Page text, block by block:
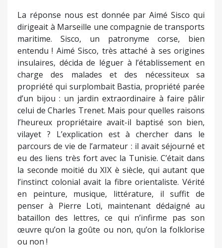
La réponse nous est donnée par Aimé Sisco qui
dirigeait à Marseille une compagnie de transports
maritime. Sisco, un patronyme corse, bien
entendu ! Aimé Sisco, très attaché à ses origines
insulaires, décida de léguer à l’établissement en
charge des malades et des nécessiteux sa
propriété qui surplombait Bastia, propriété parée
d’un bijou : un jardin extraordinaire à faire pâlir
celui de Charles Trenet. Mais pour quelles raisons
l’heureux propriétaire avait-il baptisé son bien,
vilayet ? L’explication est à chercher dans le
parcours de vie de l’armateur : il avait séjourné et
eu des liens très fort avec la Tunisie. C’était dans
la seconde moitié du XIX è siècle, qui autant que
l’instinct colonial avait la fibre orientaliste. Vérité
en peinture, musique, littérature, il suffit de
penser à Pierre Loti, maintenant dédaigné au
bataillon des lettres, ce qui n’infirme pas son
œuvre qu’on la goûte ou non, qu’on la folklorise
ou non !